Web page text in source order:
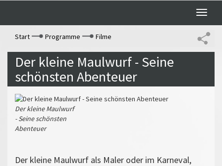
Toggle
Start
Programme Filme
Der kleine Maulwurf - Seine
schönsten Abenteuer
Der kleine Maulwurf
- Seine schönsten
Abenteuer
Der kleine Maulwurf als Maler oder im Karneval,